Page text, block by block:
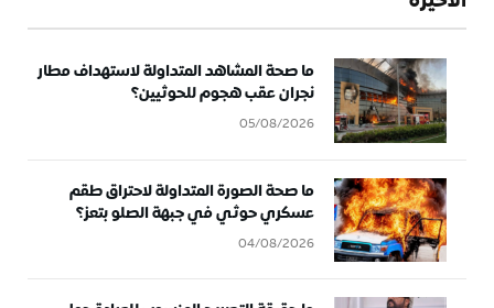
ما صحة المشاهد المتداولة لاستهداف مطار
نجران عقب هجوم للحوثيين؟
05/08/2026
ما صحة الصورة المتداولة لاحتراق طقم
عسكري حوثي في جبهة الصلو بتعز؟
04/08/2026